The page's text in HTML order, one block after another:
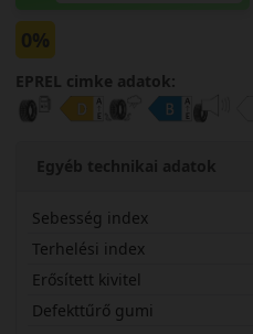
0%
EPREL cimke adatok:
Egyéb technikai adatok
Sebesség index
Terhelési index
Erősített kivitel
Defekttűrő gumi